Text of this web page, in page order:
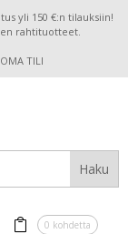
yli 150 €:n tilauksiin!
rahtituotteet.
OMA TILI
0 kohdetta